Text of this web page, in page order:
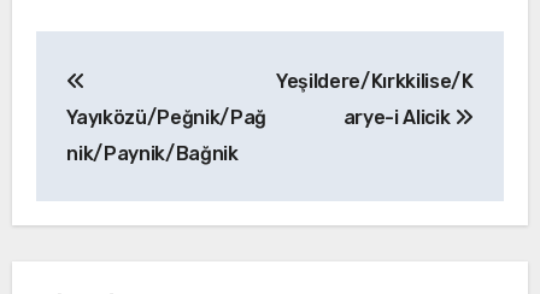
gezinmesi
Yayıközü/Peğnik/Pağ
nik/Paynik/Bağnik
Yeşildere/Kırkkilise/K
arye-i Alicik